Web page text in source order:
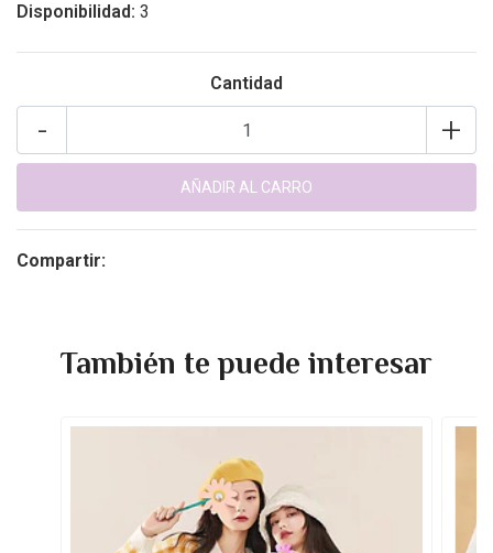
Disponibilidad: 3
Cantidad
+
-
Compartir:
También te puede interesar